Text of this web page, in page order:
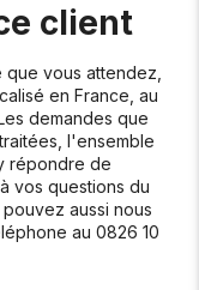
client
vous attendez,
en France, au
demandes que
l'ensemble
répondre de
vos questions du
aussi nous
au 0826 10